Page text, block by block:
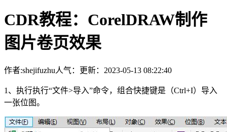
CDR教程：CorelDRAW制作
图片卷页效果
作者:shejifuzhu人气： 更新：2023-05-13 08:22:40
1、执行执行“文件>导入”命令，组合快捷键是（Ctrl+I）导入
一张位图。